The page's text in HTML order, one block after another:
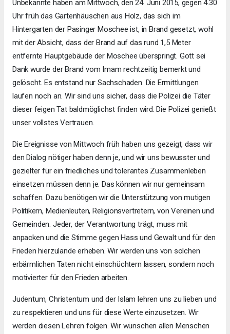
Unbekannte haben am Mittwoch, den 24. Juni 2015, gegen 4.30
Uhr früh das Gartenhäuschen aus Holz, das sich im
Hintergarten der Pasinger Moschee ist, in Brand gesetzt, wohl
mit der Absicht, dass der Brand auf das rund 1,5 Meter
entfernte Hauptgebäude der Moschee überspringt. Gott sei
Dank wurde der Brand vom Imam rechtzeitig bemerkt und
gelöscht. Es entstand nur Sachschaden. Die Ermittlungen
laufen noch an. Wir sind uns sicher, dass die Polizei die Täter
dieser feigen Tat baldmöglichst finden wird. Die Polizei genießt
unser vollstes Vertrauen.
Die Ereignisse von Mittwoch früh haben uns gezeigt, dass wir
den Dialog nötiger haben denn je, und wir uns bewusster und
gezielter für ein friedliches und tolerantes Zusammenleben
einsetzen müssen denn je. Das können wir nur gemeinsam
schaffen. Dazu benötigen wir die Unterstützung von mutigen
Politikern, Medienleuten, Religionsvertretern, von Vereinen und
Gemeinden. Jeder, der Verantwortung trägt, muss mit
anpacken und die Stimme gegen Hass und Gewalt und für den
Frieden hierzulande erheben. Wir werden uns von solchen
erbärmlichen Taten nicht einschüchtern lassen, sondern noch
motivierter für den Frieden arbeiten.
Judentum, Christentum und der Islam lehren uns zu lieben und
zu respektieren und uns für diese Werte einzusetzen. Wir
werden diesen Lehren folgen. Wir wünschen allen Menschen